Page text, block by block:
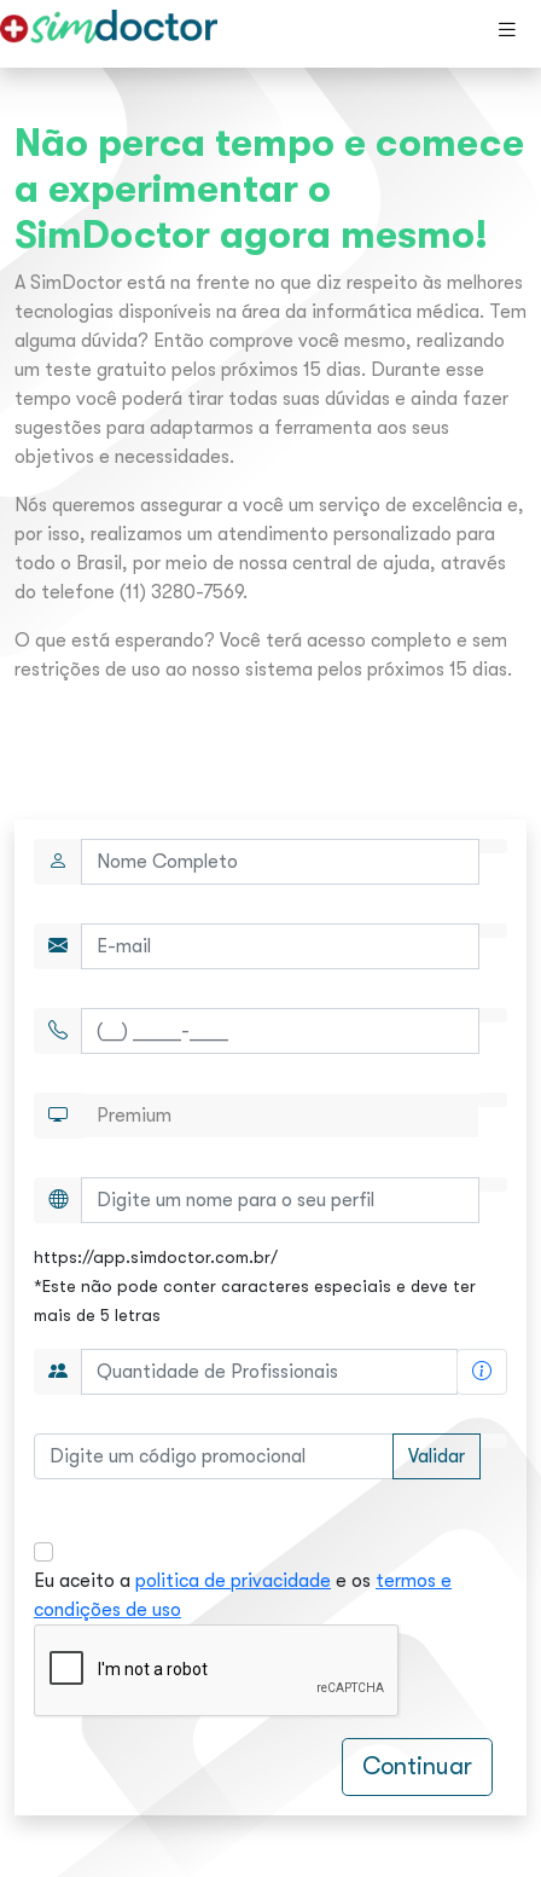
Não perca tempo e comece
a experimentar o
SimDoctor agora mesmo!
A SimDoctor está na frente no que diz respeito às melhores
tecnologias disponíveis na área da informática médica. Tem
alguma dúvida? Então comprove você mesmo, realizando
um teste gratuito pelos próximos 15 dias. Durante esse
tempo você poderá tirar todas suas dúvidas e ainda fazer
sugestões para adaptarmos a ferramenta aos seus
objetivos e necessidades.
Nós queremos assegurar a você um serviço de excelência e,
por isso, realizamos um atendimento personalizado para
todo o Brasil, por meio de nossa central de ajuda, através
do telefone (11) 3280-7569.
O que está esperando? Você terá acesso completo e sem
restrições de uso ao nosso sistema pelos próximos 15 dias.
https://app.simdoctor.com.br/
*Este não pode conter caracteres especiais e deve ter
mais de 5 letras
Validar
Eu aceito a politica de privacidade e os termos e
condições de uso
Continuar